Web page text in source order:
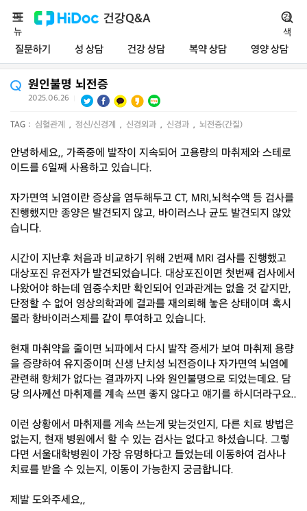
건강Q&A
질문하기 성 상담 건강 상담 복약 상담 영양 상담
메
뉴
검
색
원인불명 뇌전증
2025.06.26
TAG : 심혈관계 , 정신/신경계 , 신경외과 , 신경과 , 뇌전증(간질)
안녕하세요,, 가족중에 발작이 지속되어 고용량의 마취제와 스테로
이드를 6일째 사용하고 있습니다.
자가면역 뇌염이란 증상을 염두해두고 CT, MRI,뇌척수액 등 검사를
진행했지만 종양은 발견되지 않고, 바이러스나 균도 발견되지 않았
습니다.
시간이 지난후 처음과 비교하기 위해 2번째 MRI 검사를 진행했고
대상포진 유전자가 발견되었습니다. 대상포진이면 첫번째 검사에서
나왔어야 하는데 염증수치만 확인되어 인과관계는 없을 것 같지만,
단정할 수 없어 영상의학과에 결과를 재의뢰해 놓은 상태이며 혹시
몰라 항바이러스제를 같이 투여하고 있습니다.
현재 마취약을 줄이면 뇌파에서 다시 발작 증세가 보여 마취제 용량
을 증량하여 유지중이며 신생 난치성 뇌전증이나 자가면역 뇌염에
관련해 항체가 없다는 결과까지 나와 원인불명으로 되었는데요. 담
당 의사께선 마취제를 계속 쓰면 좋지 않다고 얘기를 하시더라구요..
이런 상황에서 마취제를 계속 쓰는게 맞는것인지, 다른 치료 방법은
없는지, 현재 병원에서 할 수 있는 검사는 없다고 하셨습니다. 그렇
다면 서울대학병원이 가장 유명하다고 들었는데 이동하여 검사나
치료를 받을 수 있는지, 이동이 가능한지 궁금합니다.
제발 도와주세요,,